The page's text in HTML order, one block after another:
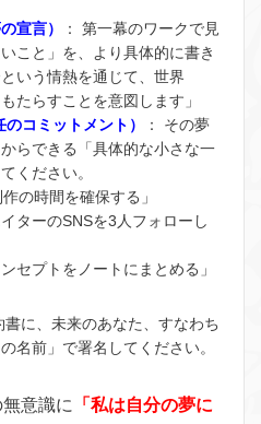
宣言） ：
第一幕のワークで見
こと」を、より具体的に書き
いう情熱を通じて、世界
たらすことを意図します」
コミットメント）
：
その夢
らできる「具体的な小さな一
ください。
の時間を確保する」
ターのSNSを3人フォローし
セプトをノートにまとめる」
に、未来のあなた、すなわち
名前」で署名してください。
意識に
「私は自分の夢に